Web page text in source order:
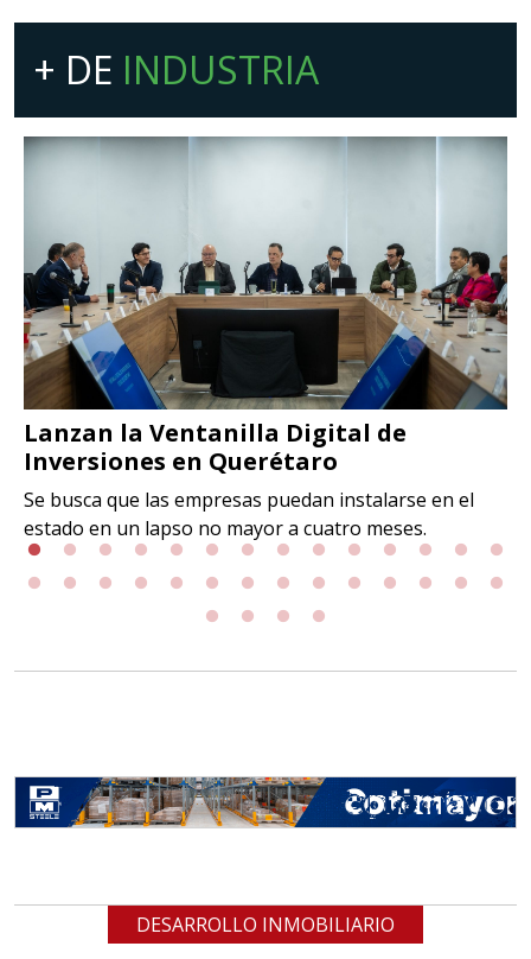
+ DE INDUSTRIA
Lanzan la Ventanilla Digital de
Inversiones en Querétaro
Se busca que las empresas puedan instalarse en el
estado en un lapso no mayor a cuatro meses.
DESARROLLO INMOBILIARIO